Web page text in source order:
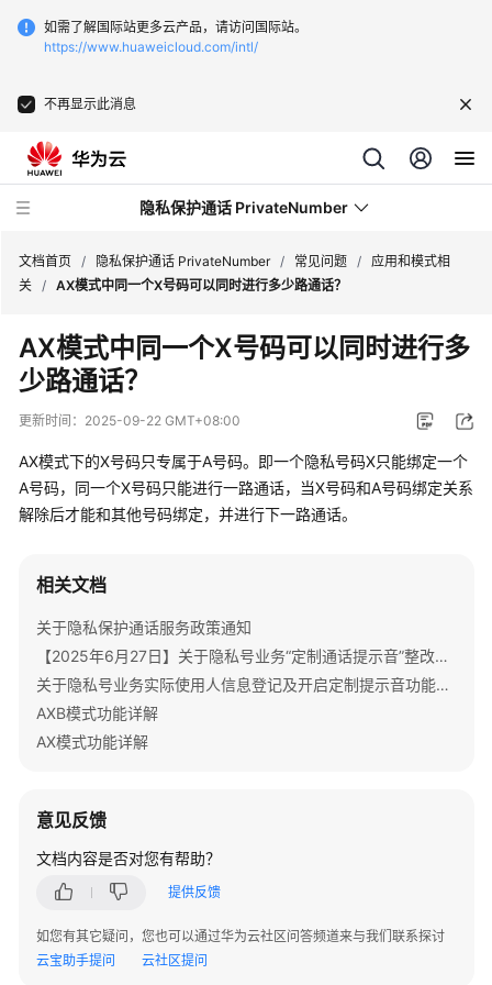
如需了解国际站更多云产品，请访问国际站。
https://www.huaweicloud.com/intl/
不再显示此消息
隐私保护通话 PrivateNumber
品
介
价
格
说
明
快
入
门
买
指
用
户
指
开
发
文档首页 / 隐私保护通话 PrivateNumber / 常见问题 / 应用和模式相
关 / AX模式中同一个X号码可以同时进行多少路通话？
AX模式中同一个X号码可以同时进行多
少路通话？
更新时间： 2025-09-22 GMT+08:00
AX模式下的X号码只专属于A号码。即一个隐私号码X只能绑定一个
A号码，同一个X号码只能进行一路通话，当X号码和A号码绑定关系
解除后才能和其他号码绑定，并进行下一路通话。
相关文档
关于隐私保护通话服务政策通知
【2025年6月27日】关于隐私号业务“定制通话提示音”整改的重要通知
关于隐私号业务实际使用人信息登记及开启定制提示音功能的重要通知
AXB模式功能详解
AX模式功能详解
意见反馈
文档内容是否对您有帮助？
提供反馈
如您有其它疑问，您也可以通过华为云社区问答频道来与我们联系探讨
云宝助手提问
云社区提问